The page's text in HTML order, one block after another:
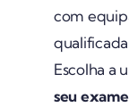
com
Escolha a
seu